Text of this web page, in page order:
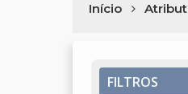
Início
FILTROS